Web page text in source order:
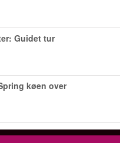
Guidet tur
køen over